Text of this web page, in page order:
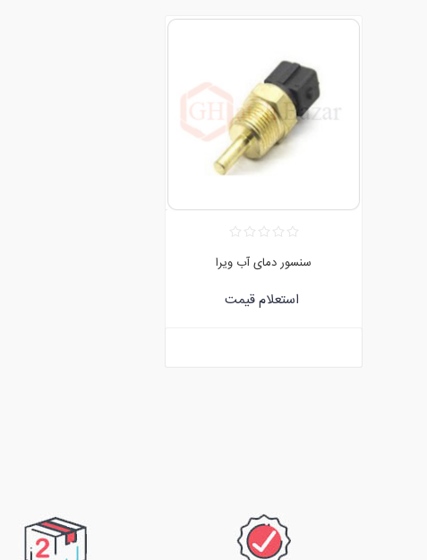
سنسور دمای آب ویرا
استعلام قیمت